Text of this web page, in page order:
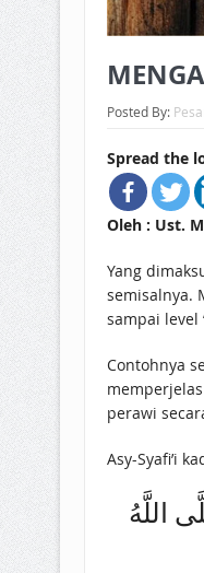
Posted By:
Spread the
Oleh : Ust.
Yang
semisalnya.
sampai level
Contohnya
perawi
Asy-Syafi’i
اللَّهُ